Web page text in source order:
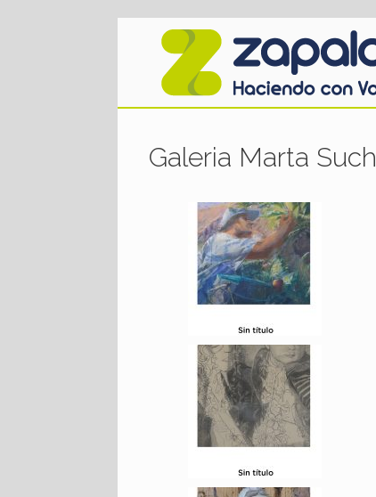
Galeria Marta Such